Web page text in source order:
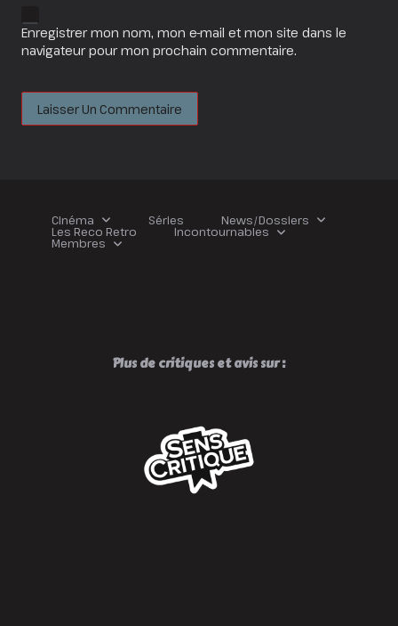
Enregistrer mon nom, mon e-mail et mon site dans le
navigateur pour mon prochain commentaire.
Cinéma Séries News/Dossiers
Les Reco Retro Incontournables
Membres
Plus de critiques et avis sur :